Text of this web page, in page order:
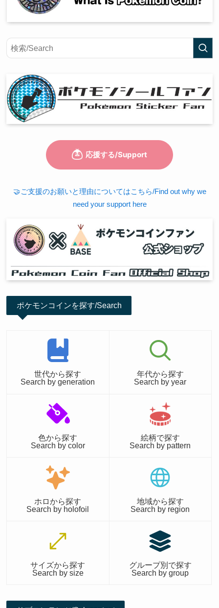
🤝ご支援のお願いと理由についてはこちら/Find out why we
need your support here
ポケモンコインを探す/Search
世代から探す
Search by generation
年代から探す
Search by year
色から探す
Search by color
絵柄で探す
Search by pattern
ホロから探す
Search by holofoil
地域から探す
Search by region
サイズから探す
Search by size
グループ別で探す
Search by group